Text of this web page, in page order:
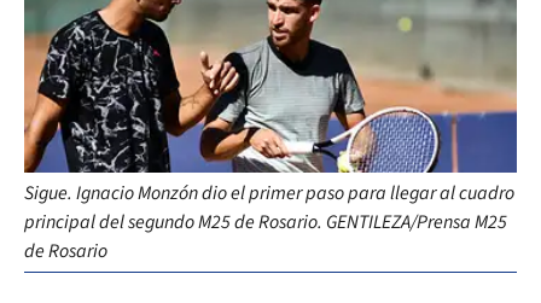
Sigue. Ignacio Monzón dio el primer paso para llegar al cuadro
principal del segundo M25 de Rosario. GENTILEZA/Prensa M25
de Rosario